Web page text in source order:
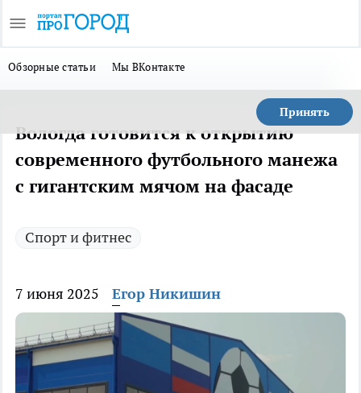
Обзорные статьи Мы ВКонтакте
Принять
Вологда готовится к открытию
современного футбольного манежа
с гигантским мячом на фасаде
Спорт и фитнес
7 июня 2025 Егор Никишин